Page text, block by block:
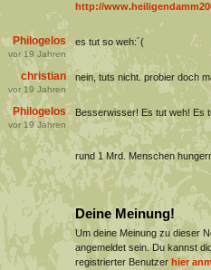
http://
Philogelos
vor 19 Jahren
es tut so weh:´(
christian
vor 19 Jahren
nein, tuts nicht. probier doch
Philogelos
vor19Jahren
Besserwisser! Es tut weh! Es
rund 1 Mrd. Menschen
Deine Meinung!
Um deine Meinung zu dieser
angemeldet sein. Du kannst
registrierter Benutzer hier